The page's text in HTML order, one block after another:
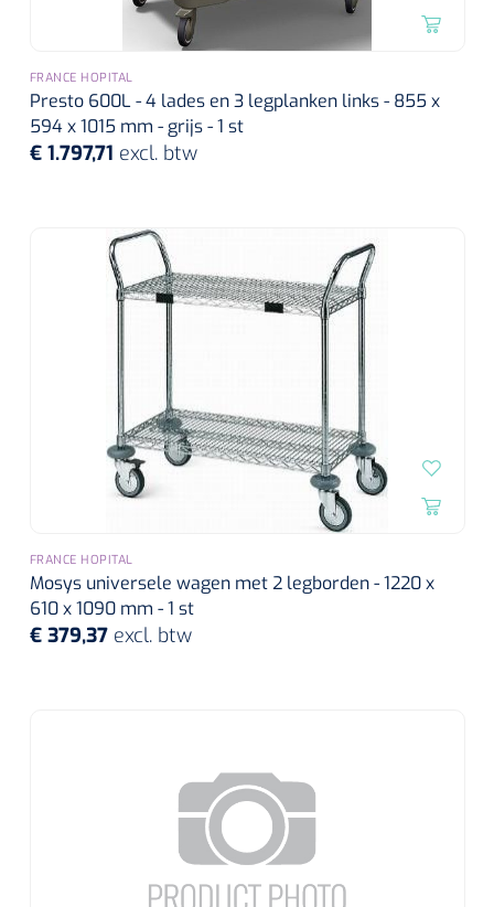
FRANCE HOPITAL
Presto 600L - 4 lades en 3 legplanken links - 855 x
594 x 1015 mm - grijs - 1 st
€ 1.797,71 excl. btw
FRANCE HOPITAL
Mosys universele wagen met 2 legborden - 1220 x
610 x 1090 mm - 1 st
€ 379,37 excl. btw